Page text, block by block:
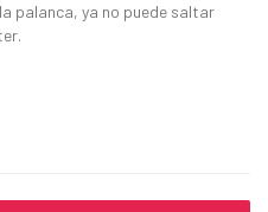
palanca, ya no puede saltar